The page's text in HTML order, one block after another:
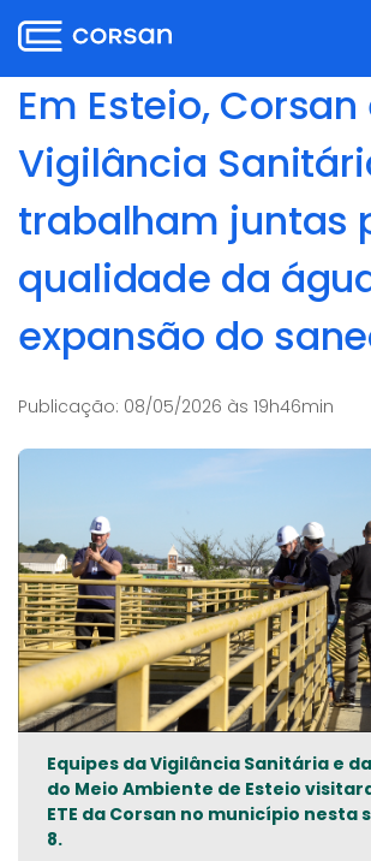
para
o
conteúdo
para
menu
para
busca
para
o
conteúdo
Em Esteio, Corsan
Vigilância
trabalham juntas
qualidade da
expansão do
Publicação: 08/05/2026 às 19h46min
Equipes da Vigilância Sanitária e
do Meio Ambiente de Esteio
ETE da Corsan no município
8.